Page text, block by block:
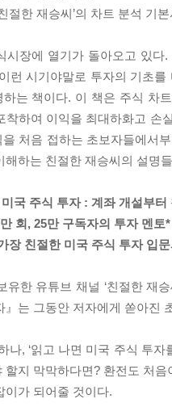
절한 재승씨’의 차트 분석 기
시장에 열기가 돌아오고 있
런 시기야말로 투자의 기초
는 책이다. 이 책은 주식 차
착하여 이익을 최대하화고 손
처음 접하는 초보자들에서
해하는 친절한 재승씨의 설명
국 주식 투자 : 계좌 개설부
회, 25만 구독자의 투자 멘토*
장 친절한 미국 주식 투자 입
유한 유튜브 채널 ‘친절한 재
』는 그동안 저자에게 쏟아진
나, ‘읽고 나면 미국 주식 투
할지 막막하다면? 환전도 처
이가 되어줄 것이다.